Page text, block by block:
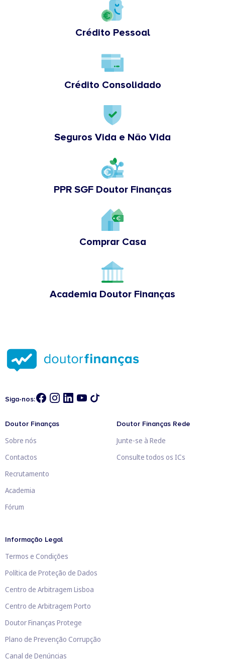
Crédito Pessoal
Crédito Consolidado
Seguros Vida e Não Vida
PPR SGF Doutor Finanças
Comprar Casa
Academia Doutor Finanças
Siga-nos:
Doutor Finanças
Sobre nós
Contactos
Recrutamento
Academia
Fórum
Doutor Finanças Rede
Junte-se à Rede
Consulte todos os ICs
Informação Legal
Termos e Condições
Política de Proteção de Dados
Centro de Arbitragem Lisboa
Centro de Arbitragem Porto
Doutor Finanças Protege
Plano de Prevenção Corrupção
Canal de Denúncias